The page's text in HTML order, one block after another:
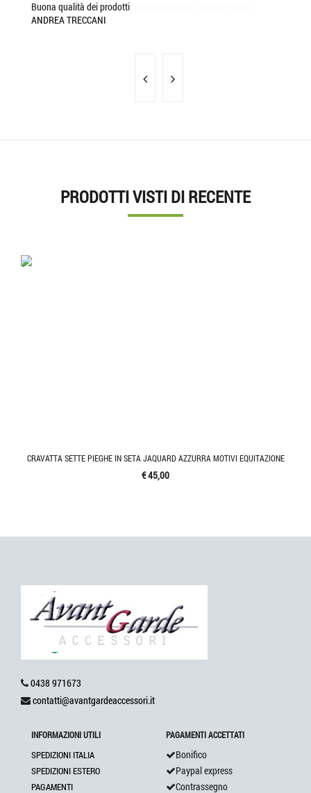
Buona qualità dei prodotti
ANDREA TRECCANI
PRODOTTI VISTI DI RECENTE
'.'
CRAVATTA SETTE PIEGHE IN SETA JAQUARD AZZURRA MOTIVI EQUITAZIONE
€ 45,00
0438 971673
contatti@avantgardeaccessori.it
INFORMAZIONI UTILI
SPEDIZIONI ITALIA
SPEDIZIONI ESTERO
PAGAMENTI
PAGAMENTI ACCETTATI
Bonifico
Paypal express
Contrassegno